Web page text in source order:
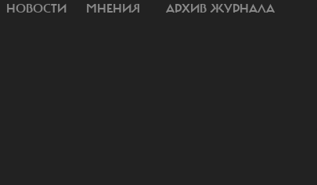
НОВОСТИ МНЕНИЯ АРХИВ ЖУРНАЛА